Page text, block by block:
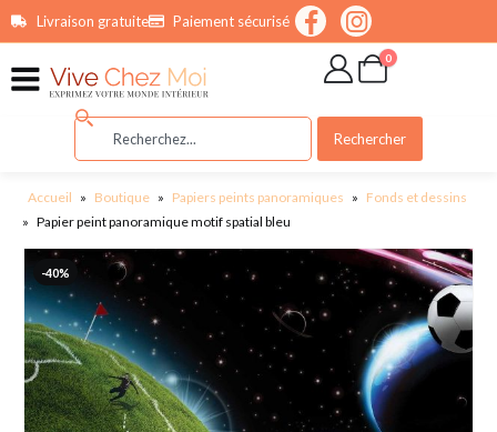
principalLivraison gratuite Paiement sécurisé
0
Rechercher
Accueil » Boutique » Papiers peints panoramiques » Fonds et dessins
» Papier peint panoramique motif spatial bleu
-40%